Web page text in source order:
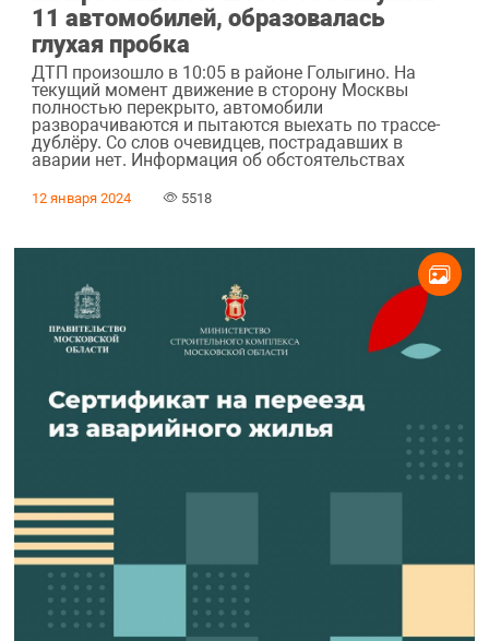
11 автомобилей, образовалась
глухая пробка
ДТП произошло в 10:05 в районе Голыгино. На
текущий момент движение в сторону Москвы
полностью перекрыто, автомобили
разворачиваются и пытаются выехать по трассе-
дублёру. Со слов очевидцев, пострадавших в
аварии нет. Информация об обстоятельствах
12 января 2024 5518